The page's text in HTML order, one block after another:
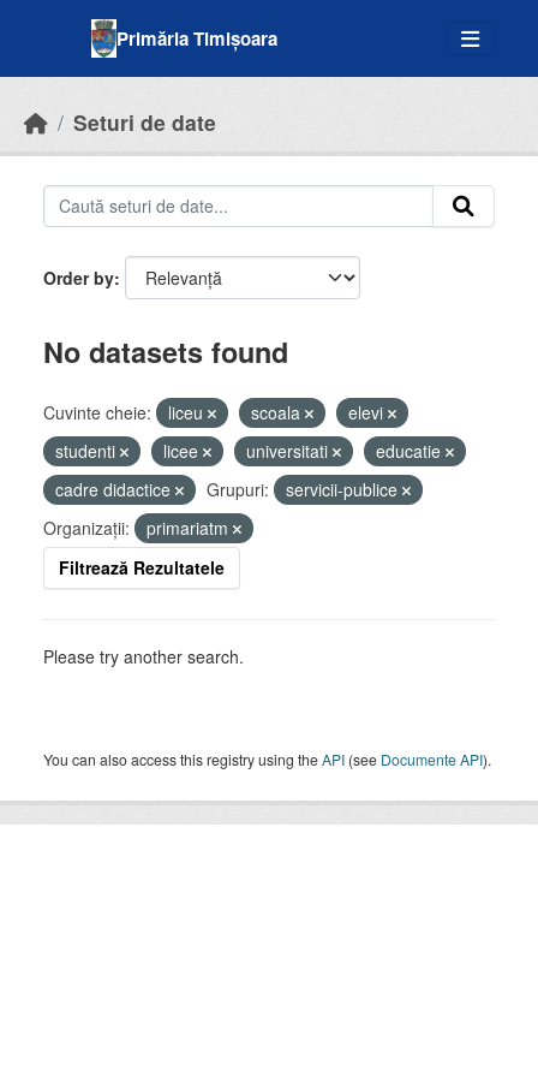
Primăria Timișoara
Seturi de date
Order by
No datasets found
Cuvinte cheie: liceu scoala
elevi
studenti
licee universitati
educatie
cadre didactice
Grupuri:
servicii-publice
Organizații:
primariatm
Filtrează Rezultatele
Please try another search.
You can also access this registry using theAPI (see Documente API).